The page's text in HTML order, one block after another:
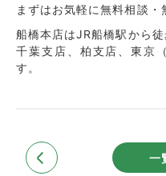
まずはお気軽に無料相談・
船橋本店はJR船橋駅から徒
千葉支店、柏支店、東京
す。
一